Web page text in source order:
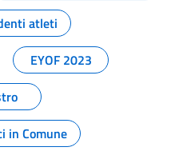
atleti
EYOF 2023
in Comune